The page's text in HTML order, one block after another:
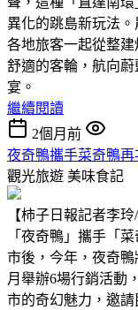
異化的跳島新玩法
各地旅客一起從整
舒適的客輪，航向
宴。
繼續閱讀
2個月前
夜奇鴨攜手菜奇鴨再
觀光旅遊 美味食記
【柿子日報記者李
「夜奇鴨」攜手「
市後，今年，夜奇
月舉辦6場行銷活動
市的奇幻魅力，邀